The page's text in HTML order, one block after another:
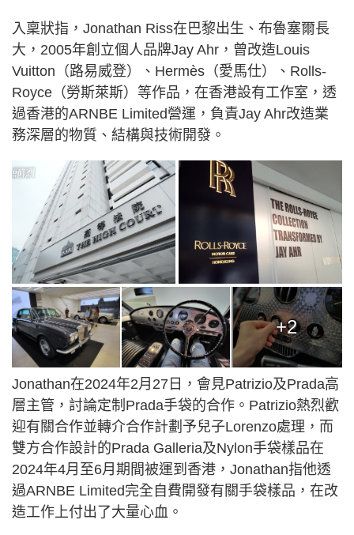
入稟狀指，Jonathan Riss在巴黎出生、布魯塞爾長
大，2005年創立個人品牌Jay Ahr，曾改造Louis
Vuitton（路易威登）、Hermès（愛馬仕）、Rolls-
Royce（勞斯萊斯）等作品，在香港設有工作室，透
過香港的ARNBE Limited營運，負責Jay Ahr改造業
務深層的物質、結構與技術開發。
+2
Jonathan在2024年2月27日，會見Patrizio及Prada高
層主管，討論定制Prada手袋的合作。Patrizio熱烈歡
迎有關合作並轉介合作計劃予兒子Lorenzo處理，而
雙方合作設計的Prada Galleria及Nylon手袋樣品在
2024年4月至6月期間被運到香港，Jonathan指他透
過ARNBE Limited完全自費開發有關手袋樣品，在改
造工作上付出了大量心血。